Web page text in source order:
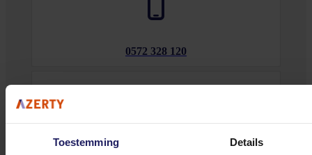
Toestemming Details
0572 328 120
Klantenservice@azerty.nl